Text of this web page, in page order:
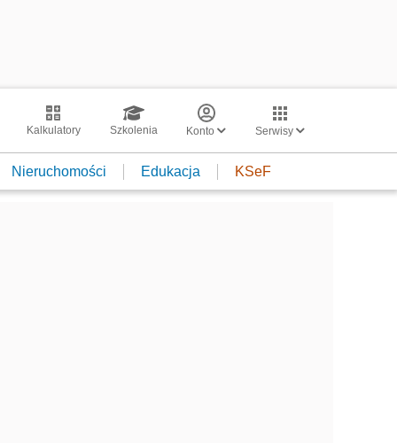
Kalkulatory Szkolenia Konto Serwisy
Nieruchomości Edukacja KSeF